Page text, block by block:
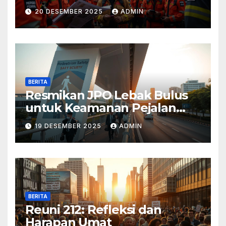
20 DESEMBER 2025 ADMIN
BERITA
Resmikan JPO Lebak Bulus
untuk Keamanan Pejalan
Kaki
19 DESEMBER 2025 ADMIN
BERITA
Reuni 212: Refleksi dan
Harapan Umat